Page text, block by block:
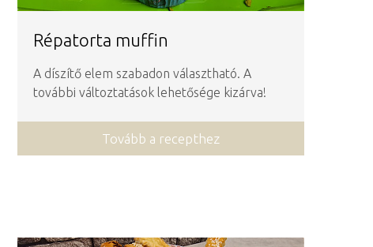
Répatorta muffin
A díszítő elem szabadon választható. A
további változtatások lehetősége kizárva!
Tovább a recepthez